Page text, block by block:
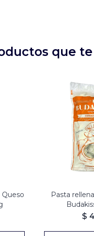
que
Queso
Budakiss
Masa
Pasta
$